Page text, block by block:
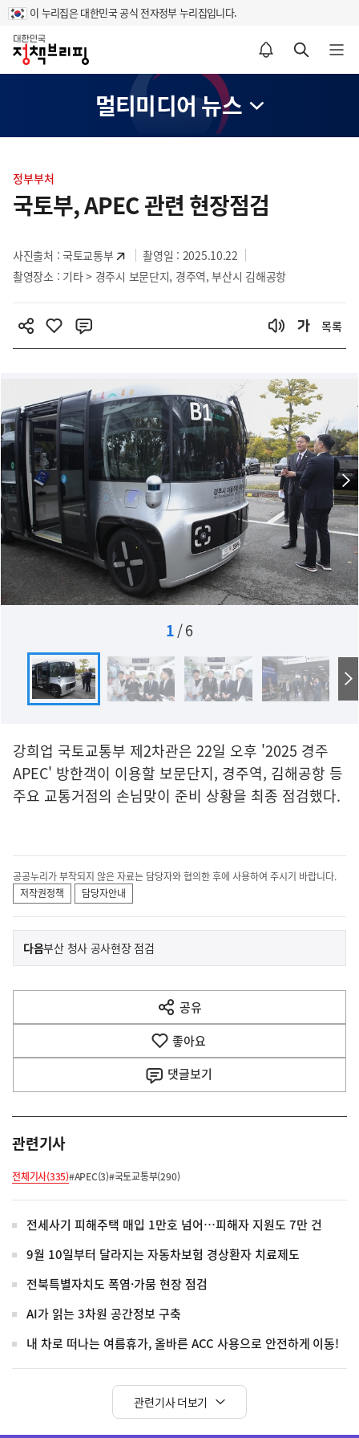
이 누리집은 대한민국 공식 전자정부 누리집입니다.
홈
알림설정 바로가기 검색 바로가기 메뉴 열기
멀티미디어 뉴스
텐
츠
영
역
정부부처
국토부, APEC 관련 현장점검
사진출처 :국토교통부
촬영일 : 2025.10.22
촬영장소 : 기타 > 경주시 보문단지, 경주역, 부산시 김해공항
목록
1/6
강희업 국토교통부 제2차관은 22일 오후 '2025 경주
APEC' 방한객이 이용할 보문단지, 경주역, 김해공항 등
주요 교통거점의 손님맞이 준비 상황을 최종 점검했다.
공공누리가 부착되지 않은 자료는 담당자와 협의한 후에 사용하여 주시기 바랍니다.
저작권정책
담당자안내
이
전
다
음
다음기
사
부산 청사 공사현장 점검
공유
열
기
좋아요
댓글보기
관련기사
전체기사(335)#APEC(3)#국토교통부(290)
전세사기 피해주택 매입 1만호 넘어…피해자 지원도 7만 건
9월 10일부터 달라지는 자동차보험 경상환자 치료제도
전북특별자치도 폭염·가뭄 현장 점검
AI가 읽는 3차원 공간정보 구축
내 차로 떠나는 여름휴가, 올바른 ACC 사용으로 안전하게 이동!
관련기사 더보기